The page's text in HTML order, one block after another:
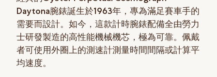
Daytona腕錶誕生於1963年，專為滿足賽車手的
需要而設計。如今，這款計時腕錶配備全由勞力
士研發製造的高性能機械機芯，極為可靠。佩戴
者可使用外圈上的測速計測量時間間隔或計算平
均速度。